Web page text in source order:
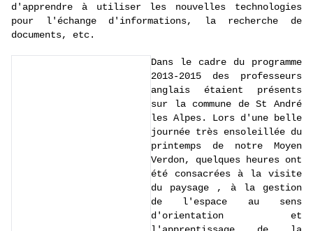
d'apprendre à utiliser les nouvelles technologies
pour l'échange d'informations, la recherche de
documents, etc.
Dans le cadre du programme
2013-2015 des professeurs
anglais étaient présents
sur la commune de St André
les Alpes. Lors d'une belle
journée très ensoleillée du
printemps de notre Moyen
Verdon, quelques heures ont
été consacrées à la visite
du paysage , à la gestion
de l'espace au sens
d'orientation et